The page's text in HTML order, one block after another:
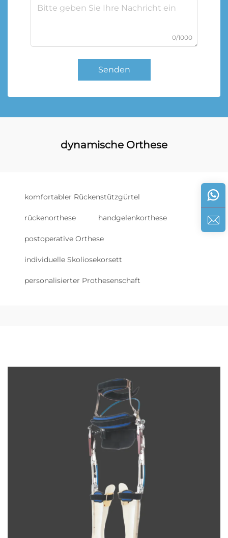
0/1000
Senden
dynamische Orthese
komfortabler Rückenstützgürtel
rückenorthese handgelenkorthese
postoperative Orthese
individuelle Skoliosekorsett
personalisierter Prothesenschaft